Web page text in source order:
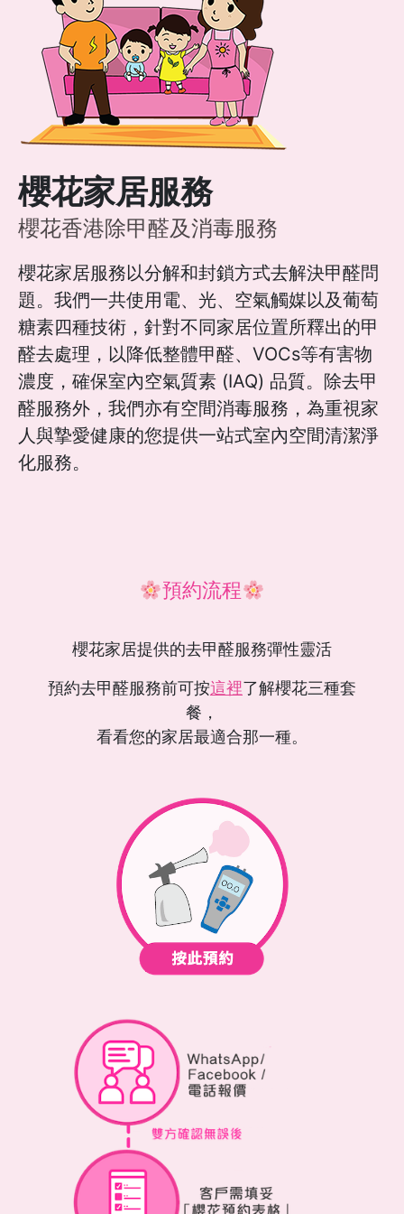
櫻花家居服務
櫻花香港除甲醛及消毒服務
櫻花家居服務以分解和封鎖方式去解決甲醛問
題。我們一共使用電、光、空氣觸媒以及葡萄
糖素四種技術，針對不同家居位置所釋出的甲
醛去處理，以降低整體甲醛、VOCs等有害物
濃度，確保室內空氣質素 (IAQ) 品質。除去甲
醛服務外，我們亦有空間消毒服務，為重視家
人與摯愛健康的您提供一站式室內空間清潔淨
化服務。
預約流程
櫻花家居提供的去甲醛服務彈性靈活
預約去甲醛服務前可按這裡了解櫻花三種套
餐，
看看您的家居最適合那一種。